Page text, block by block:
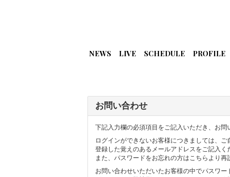
NEWS LIVE SCHEDULE PROFILE
お問い合わせ
下記入力欄の必須項目をご記入いただき、お問
ログインができないお客様につきましては、ご
登録した覚えのあるメールアドレスをご記入く
また、パスワードをお忘れの方はこちら より再
お問い合わせいただいたお客様の中でパスワ